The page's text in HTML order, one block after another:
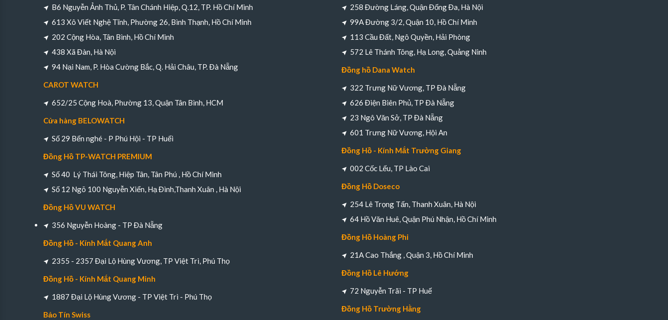
B6 Nguyễn Ảnh Thủ, P. Tân Chánh Hiệp, Q.12, TP. Hồ Chí Minh
613 Xô Viết Nghệ Tĩnh, Phường 26, Bình Thạnh, Hồ Chí Minh
202 Cộng Hòa, Tân Bình, Hồ Chí Minh
438 Xã Đàn, Hà Nội
94 Nại Nam, P. Hòa Cường Bắc, Q. Hải Châu, TP. Đà Nẵng
CAROT WATCH
652/25 Cộng Hoà, Phường 13, Quận Tân Bình, HCM
Cửa hàng BELOWATCH
Số 29 Bến nghé - P Phú Hội - TP Huếi
Đồng Hồ TP-WATCH PREMIUM
Số 40 Lý Thái Tông, Hiệp Tân, Tân Phú , Hồ Chí Minh
Số 12 Ngõ 100 Nguyễn Xiển, Hạ Đình,Thanh Xuân , Hà Nội
Đồng Hồ VU WATCH
356 Nguyễn Hoàng - TP Đà Nẵng
Đồng Hồ - Kính Mắt Quang Anh
2355 - 2357 Đại Lộ Hùng Vương, TP Việt Trì, Phú Thọ
Đồng Hồ - Kính Mắt Quang Minh
1887 Đại Lộ Hùng Vương - TP Việt Trì - Phú Thọ
Bảo Tín Swiss
258 Đường Láng, Quận Đống Đa, Hà Nội
99A Đường 3/2, Quận 10, Hồ Chí Minh
113 Cầu Đất, Ngô Quyền, Hải Phòng
572 Lê Thánh Tông, Hạ Long, Quảng Ninh
Đồng hồ Dana Watch
322 Trưng Nữ Vương, TP Đà Nẵng
626 Điện Biên Phủ, TP Đà Nẵng
23 Ngô Văn Sở, TP Đà Nẵng
601 Trưng Nữ Vương, Hội An
Đồng Hồ - Kính Mắt Trường Giang
002 Cốc Lếu, TP Lào Cai
Đồng Hồ Doseco
254 Lê Trọng Tấn, Thanh Xuân, Hà Nội
64 Hồ Văn Huê, Quận Phú Nhận, Hồ Chí Minh
Đồng Hồ Hoàng Phi
21A Cao Thắng , Quận 3, Hồ Chí Minh
Đồng Hồ Lê Hướng
72 Nguyễn Trãi - TP Huế
Đồng Hồ Trường Hằng